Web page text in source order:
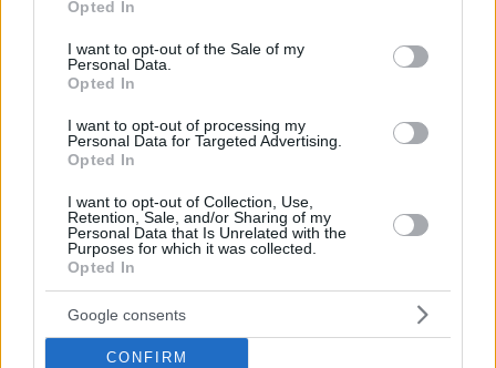
use your data for below specified purposes in below Google
consent section.
Opted In
I want to opt-out of the Sale of my
Personal Data.
Opted In
I want to opt-out of processing my
Personal Data for Targeted Advertising.
Opted In
I want to opt-out of Collection, Use,
Retention, Sale, and/or Sharing of my
Personal Data that Is Unrelated with the
Purposes for which it was collected.
Opted In
Google consents
CONFIRM